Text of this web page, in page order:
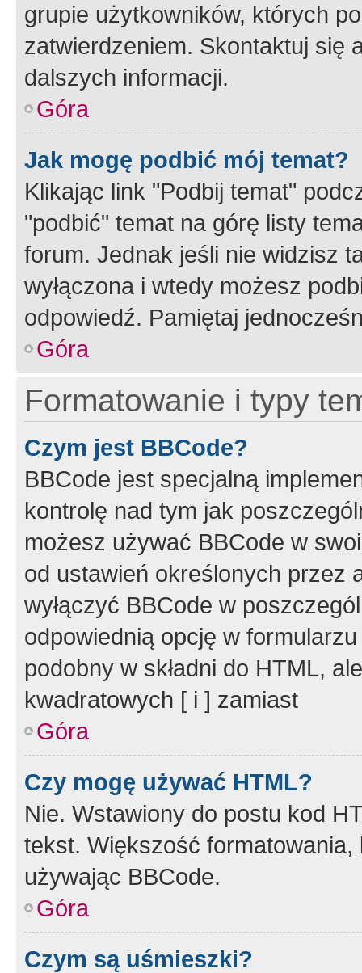
grupie użytkowników, których
zatwierdzeniem. Skontaktuj się
dalszych informacji.
Góra
Jak mogę podbić mój temat?
Klikając link "Podbij temat"
"podbić" temat na górę listy
forum. Jednak jeśli nie widzisz
wyłączona i wtedy możesz
odpowiedź. Pamiętaj
Góra
Formatowanie i typy
Czym jest BBCode?
BBCode jest specjalną
kontrolę nad tym jak
możesz używać BBCode w
od ustawień określonych przez
wyłączyć BBCode w
odpowiednią opcję w
podobny w składni do HTML,
kwadratowych [ i ] zamiast
Góra
Czy mogę używać HTML?
Nie. Wstawiony do postu kod
tekst. Większość
używając BBCode.
Góra
Czym są uśmieszki?